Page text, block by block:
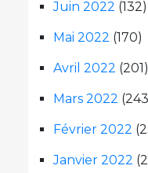
Juin 2022 (132)
Mai 2022 (170)
Avril 2022 (201)
Mars 2022
Février 2022
Janvier 2022